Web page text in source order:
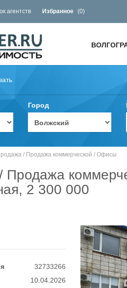
агентств Избранное (0)
Город
/ Продажа коммерческой / Офисы
Продажа
2 300 000
32733266
10.04.2026